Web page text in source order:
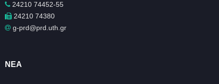
24210 74452-55
24210 74380
g-prd@prd.uth.gr
ΝΈΑ